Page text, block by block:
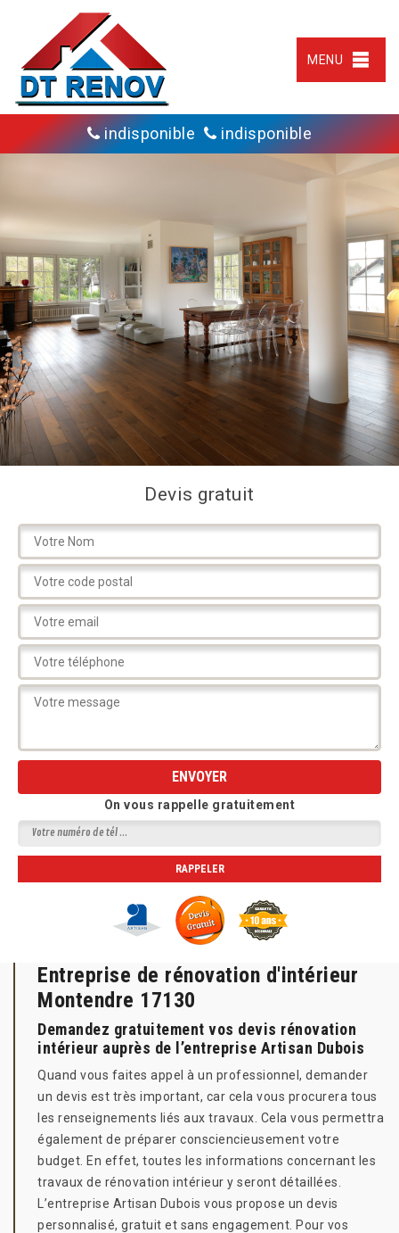
MENU
indisponible indisponible
Devis gratuit
On vous rappelle gratuitement
Entreprise de rénovation d'intérieur
Montendre 17130
Demandez gratuitement vos devis rénovation
intérieur auprès de l’entreprise Artisan Dubois
Quand vous faites appel à un professionnel, demander
un devis est très important, car cela vous procurera tous
les renseignements liés aux travaux. Cela vous permettra
également de préparer consciencieusement votre
budget. En effet, toutes les informations concernant les
travaux de rénovation intérieur y seront détaillées.
L’entreprise Artisan Dubois vous propose un devis
personnalisé, gratuit et sans engagement. Pour vos